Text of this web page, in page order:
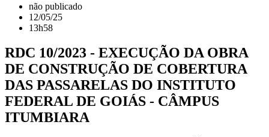
não publicado
12/05/25
13h58
RDC 10/2023 - EXECUÇÃO DA OBRA
DE CONSTRUÇÃO DE COBERTURA
DAS PASSARELAS DO INSTITUTO
FEDERAL DE GOIÁS - CÂMPUS
ITUMBIARA